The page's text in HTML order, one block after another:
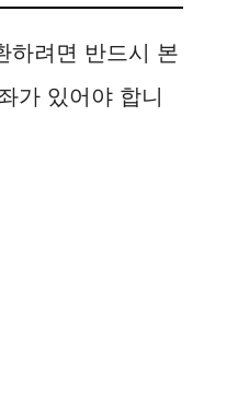
하려면 반드시 본
가 있어야 합니